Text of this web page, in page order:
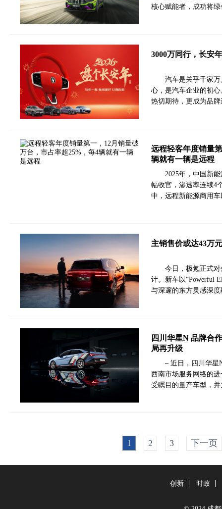
核心赋能者，成功将
3000万同行，长安
汽车是关乎千家
心，是汽车企业的初
热切期待，更成为品
远程轻客年度销量
辆就有一辆是远程
2025年，中国新
幅收官，渗透率连续4
中，远程新能源商用
主销售价或达43万
今日，极氪正式
计。新车以“Powerful
与深邃的东方灵感深
四川华星N 品牌合
局再升级
– 近日，四川华星
西南市场服务网络的
受瞩目的量产车型，
1 2 3 下一页
创新 时政